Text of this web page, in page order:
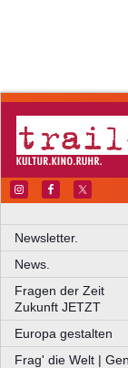
Newsletter.
News.
Fragen
Zukunft JETZT
Europa gestalten
Frag' die Welt |